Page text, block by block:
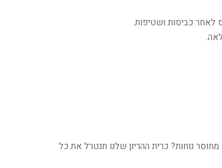
לאחר כביסות ושטיפות.
נוחות? כרית ההריון שלנו תנטרל את כל